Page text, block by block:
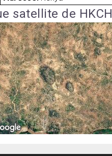
satellite de HKCH